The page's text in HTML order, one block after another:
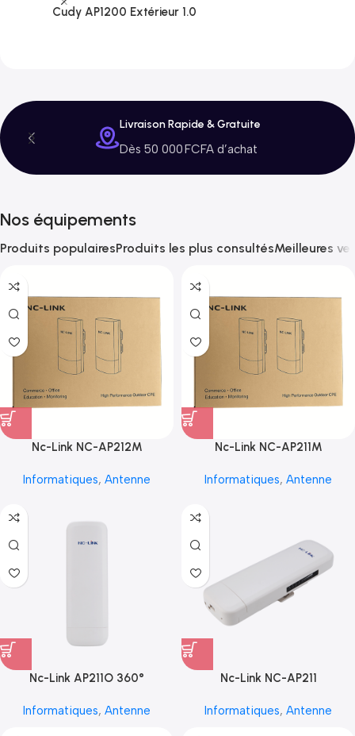
Cudy AP1200 Extérieur 1.0
Livraison Rapide & Gratuite
Dès 50 000 FCFA d’achat
Nos équipements
Produits populairesProduits les plus consultésMeilleures
Nc-Link NC-AP212M
Informatiques, Antenne
Nc-Link NC-AP211M
Informatiques, Antenne
Nc-Link AP211O 360°
Informatiques, Antenne
Nc-Link NC-AP211
Informatiques, Antenne